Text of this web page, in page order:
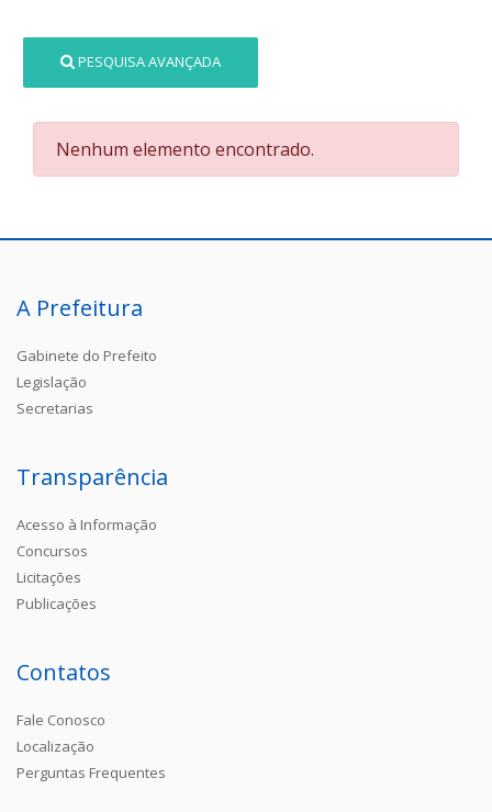
PESQUISA AVANÇADA
Nenhum elemento encontrado.
A Prefeitura
Gabinete do Prefeito
Legislação
Secretarias
Transparência
Acesso à Informação
Concursos
Licitações
Publicações
Contatos
Fale Conosco
Localização
Perguntas Frequentes